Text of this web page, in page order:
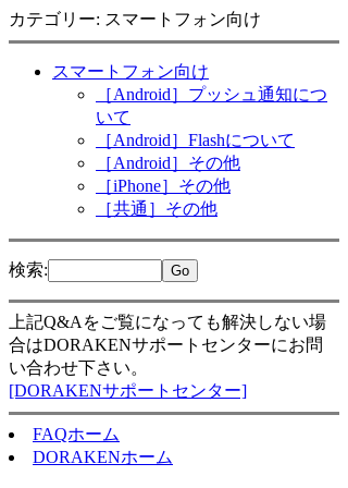
カテゴリー: スマートフォン向け
スマートフォン向け
［Android］プッシュ通知につ
いて
［Android］Flashについて
［Android］その他
［iPhone］その他
［共通］その他
検索:
上記Q&Aをご覧になっても解決しない場
合はDORAKENサポートセンターにお問
い合わせ下さい。
[DORAKENサポートセンター]
FAQホーム
DORAKENホーム